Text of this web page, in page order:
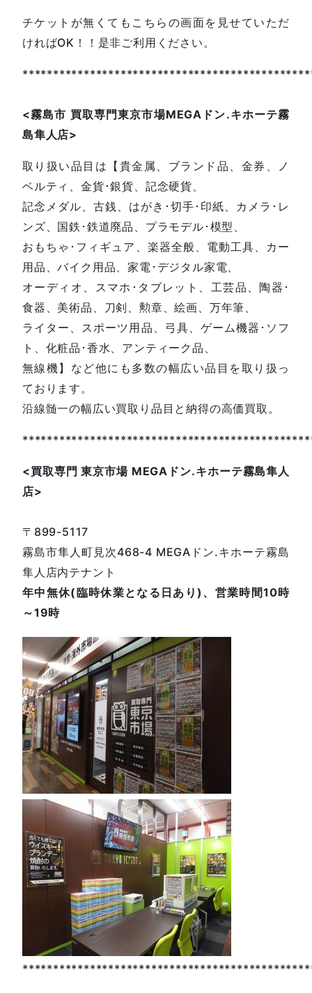
チケットが無くてもこちらの画面を見せていただ
ければOK！！是非ご利用ください。
<霧島市 買取専門東京市場MEGA ドン.キホーテ霧
島隼人店>
取り扱い品目は【貴金属、ブランド品、金券、ノ
ベルティ、金貨･銀貨、記念硬貨、
記念メダル、古銭、はがき･切手･印紙、カメラ･レ
ンズ、国鉄･鉄道廃品、プラモデル･模型、
おもちゃ･フィギュア、楽器全般、電動工具、カー
用品、バイク用品、家電･デジタル家電、
オーディオ、スマホ･タブレット、工芸品、陶器･
食器、美術品、刀剣、勲章、絵画、万年筆、
ライター、スポーツ用品、弓具、ゲーム機器･ソフ
ト、化粧品･香水、アンティーク品、
無線機】など他にも多数の幅広い品目を取り扱っ
ております。
沿線髄一の幅広い買取り品目と納得の高価買取。
<買取専門 東京市場 MEGA ドン.キホーテ霧島隼人
店>
〒899-5117
霧島市隼人町見次468-4 MEGAドン.キホーテ霧島
隼人店内テナント
年中無休(臨時休業となる日あり)、営業時間10時
～19時